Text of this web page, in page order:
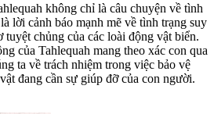
không chỉ là câu chuyện về tình
lời cảnh báo mạnh mẽ về tình trạng suy
chủng của các loài động vật biển.
của Tahlequah mang theo xác con qua
ta về trách nhiệm trong việc bảo vệ
đang cần sự giúp đỡ của con người.